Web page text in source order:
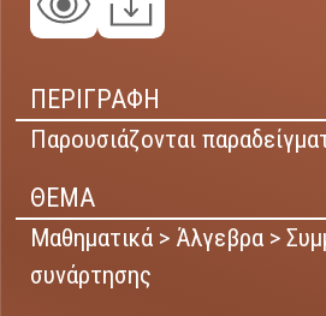
ΠΕΡΙΓΡΑΦΗ
Παρουσιάζονται
ΘΕΜΑ
Μαθηματικά > Άλγεβρα >
συνάρτησης